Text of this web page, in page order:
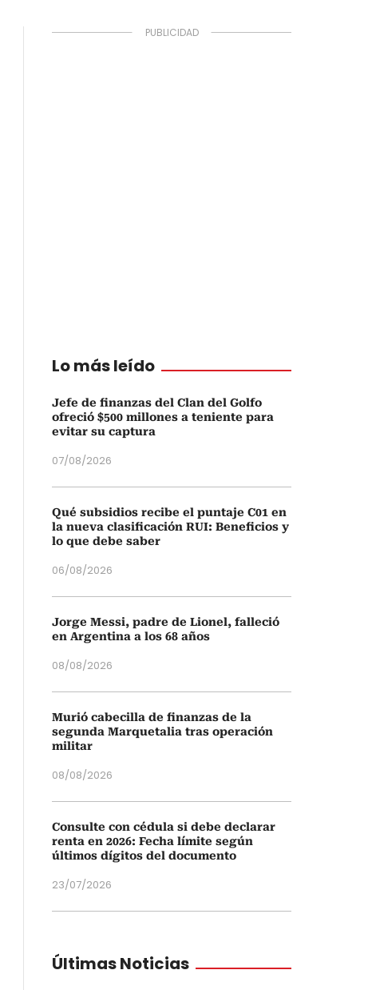
Lo más leído
Jefe de finanzas del Clan del Golfo
ofreció $500 millones a teniente para
evitar su captura
07/08/2026
Qué subsidios recibe el puntaje C01 en
la nueva clasificación RUI: Beneficios y
lo que debe saber
06/08/2026
Jorge Messi, padre de Lionel, falleció
en Argentina a los 68 años
08/08/2026
Murió cabecilla de finanzas de la
segunda Marquetalia tras operación
militar
08/08/2026
Consulte con cédula si debe declarar
renta en 2026: Fecha límite según
últimos dígitos del documento
23/07/2026
Últimas Noticias